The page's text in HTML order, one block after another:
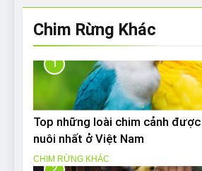
Chim Rừng Khác
1
Top những loài chim cảnh
nuôi nhất ở Việt Nam
CHIM RỪNG KHÁC